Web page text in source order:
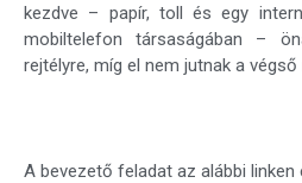
kezdve – papír, toll és egy
mobiltelefon társaságában –
rejtélyre, míg el nem jutnak a
A bevezető feladat az alábbi linken